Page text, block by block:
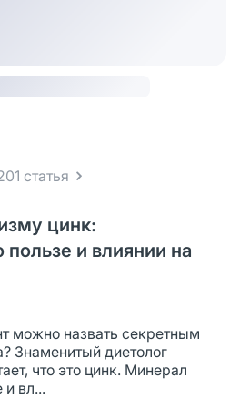
статья
цинк:
пользе и влиянии на
можно назвать секретным
Знаменитый диетолог
что это цинк. Минерал
и вл...